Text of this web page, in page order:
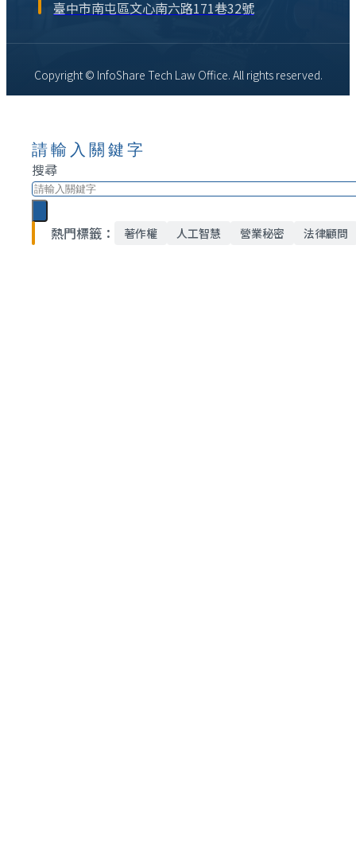
臺中市南屯區文心南六路171巷32號
Copyright © InfoShare Tech Law Office. All rights reserved.
請輸入關鍵字
搜尋
熱門標籤： 著作權 人工智慧 營業秘密 法律顧問